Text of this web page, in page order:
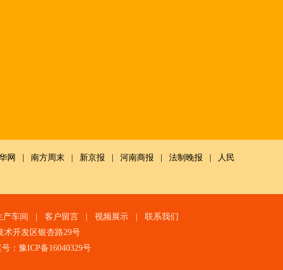
网 南方周末 新京报 河南商报 法制晚报
人民
产车间 客户留言| 视频展示| 联系我们
开发区银杏路29号
： 豫ICP备16040329号